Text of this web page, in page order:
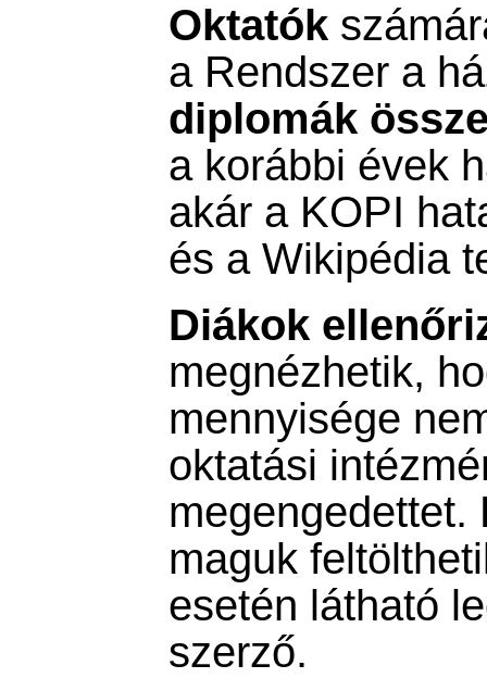
Oktatók
a Rendszer a
diplomák
a korábbi évek
akár a KOPI
és a Wikipédia
Diákok
megnézhetik,
mennyisége
oktatási
megengedettet.
maguk
esetén látható
szerző.